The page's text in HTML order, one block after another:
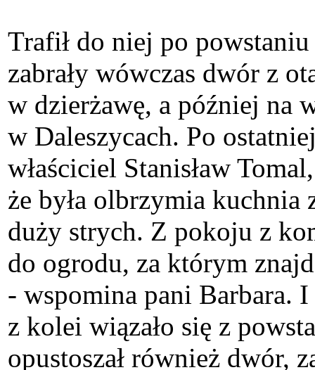
Trafił do niej po
zabrały wówczas dwór z
w dzierżawę, a później na
w Daleszycach. Po
właściciel Stanisław
że była olbrzymia kuchnia
duży strych. Z pokoju z
do ogrodu, za którym
- wspomina pani Barbara.
z kolei wiązało się z
opustoszał również dwór,